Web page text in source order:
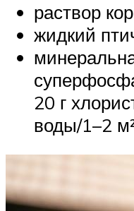
раствор
жидкий
20 г
воды/1–2